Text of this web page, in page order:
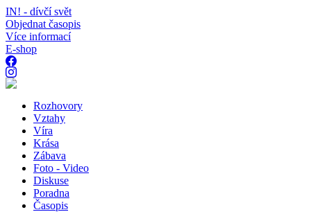
IN! - dívčí svět
Objednat časopis
Více informací
E-shop
Rozhovory
Vztahy
Víra
Krása
Zábava
Foto - Video
Diskuse
Poradna
Časopis